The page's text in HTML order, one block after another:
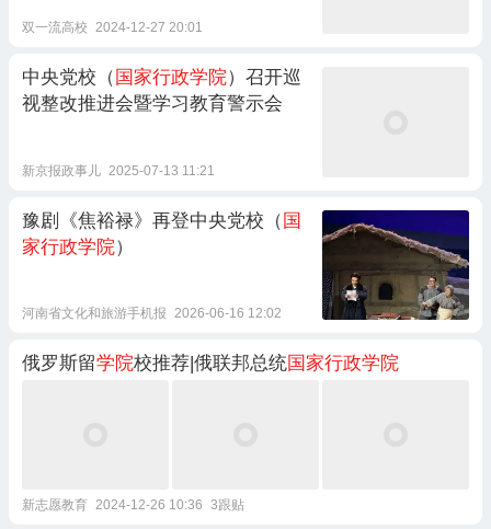
双一流高校 2024-12-27 20:01
中央党校（ 国家行政学院）召开巡
视整改推进会暨学习教育警示会
新京报政事儿 2025-07-13 11:21
豫剧《焦裕禄》再登中央党校（ 国
家行政学院）
河南省文化和旅游手机报 2026-06-16 12:02
俄罗斯留学院校推荐|俄联邦总统国家行政学院
新志愿教育 2024-12-26 10:36 3跟贴